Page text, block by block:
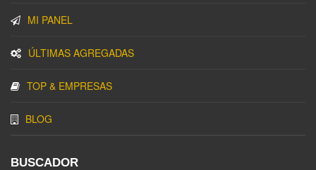
MI PANEL
ÚLTIMAS AGREGADAS
TOP & EMPRESAS
BLOG
BUSCADOR